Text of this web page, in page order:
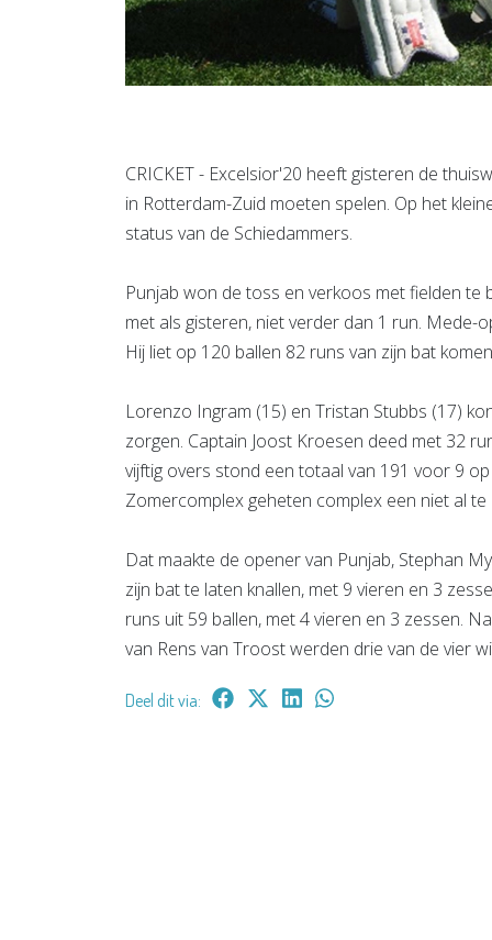
CRICKET - Excelsior'20 heeft gisteren de
in Rotterdam-Zuid moeten spelen. Op het
status van de Schiedammers.
Punjab won de toss en verkoos met fielden te
met als gisteren, niet verder dan 1 run.
Hij liet op 120 ballen 82 runs van zijn bat
Lorenzo Ingram (15) en Tristan Stubbs (17)
zorgen. Captain Joost Kroesen deed met 32
vijftig overs stond een totaal van 191 voor 9
Zomercomplex geheten complex een niet al
Dat maakte de opener van Punjab, Stephan
zijn bat te laten knallen, met 9 vieren en 3
runs uit 59 ballen, met 4 vieren en 3 zessen.
van Rens van Troost werden drie van de vier
Deel dit via: